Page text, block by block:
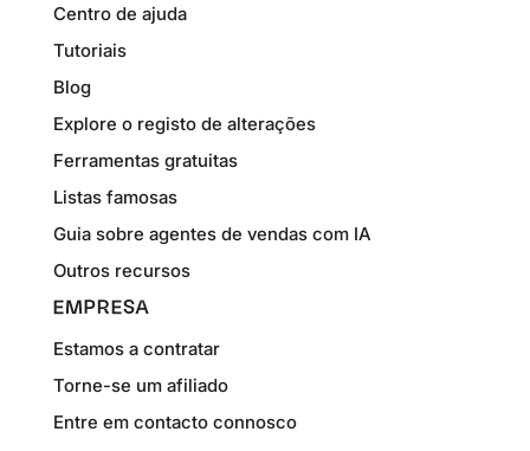
Centro de ajuda
Tutoriais
Blog
Explore o registo de alterações
Ferramentas gratuitas
Listas famosas
Guia sobre agentes de vendas com IA
Outros recursos
EMPRESA
Estamos a contratar
Torne-se um afiliado
Entre em contacto connosco